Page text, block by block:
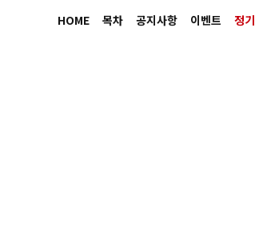
HOME 목차 공지사항 이벤트 정